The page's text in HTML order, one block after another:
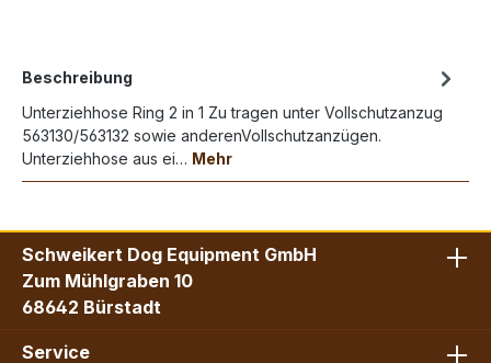
Beschreibung
Unterziehhose Ring 2 in 1 Zu tragen unter Vollschutzanzug
563130/563132 sowie anderenVollschutzanzügen.
Unterziehhose aus ei… Mehr
Schweikert Dog Equipment GmbH
Zum Mühlgraben 10
68642 Bürstadt
Service